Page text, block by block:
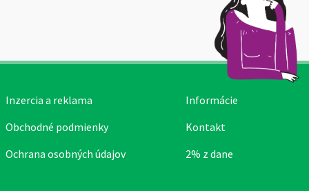
Inzercia a reklama
Obchodné podmienky
Ochrana osobných údajov
Informácie
Kontakt
2% z dane